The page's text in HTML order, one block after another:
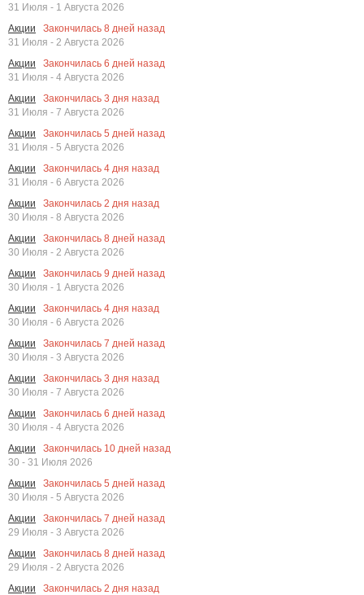
31 Июля - 1 Августа 2026
Акции
Закончилась 8 дней назад
31 Июля - 2 Августа 2026
Акции
Закончилась 6 дней назад
31 Июля - 4 Августа 2026
Акции
Закончилась 3 дня назад
31 Июля - 7 Августа 2026
Акции
Закончилась 5 дней назад
31 Июля - 5 Августа 2026
Акции
Закончилась 4 дня назад
31 Июля - 6 Августа 2026
Акции
Закончилась 2 дня назад
30 Июля - 8 Августа 2026
Акции
Закончилась 8 дней назад
30 Июля - 2 Августа 2026
Акции
Закончилась 9 дней назад
30 Июля - 1 Августа 2026
Акции
Закончилась 4 дня назад
30 Июля - 6 Августа 2026
Акции
Закончилась 7 дней назад
30 Июля - 3 Августа 2026
Акции
Закончилась 3 дня назад
30 Июля - 7 Августа 2026
Акции
Закончилась 6 дней назад
30 Июля - 4 Августа 2026
Акции
Закончилась 10 дней назад
30 - 31 Июля 2026
Акции
Закончилась 5 дней назад
30 Июля - 5 Августа 2026
Акции
Закончилась 7 дней назад
29 Июля - 3 Августа 2026
Акции
Закончилась 8 дней назад
29 Июля - 2 Августа 2026
Акции
Закончилась 2 дня назад